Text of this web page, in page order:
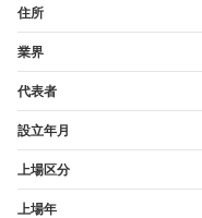
住所
業界
代表者
設立年月
上場区分
上場年